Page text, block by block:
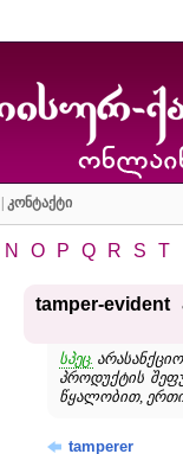
კონტაქტი
N O P Q R S T
tamper-evident
სპეც.
პროდუქტის
წყალობით, ერთი
tamperer